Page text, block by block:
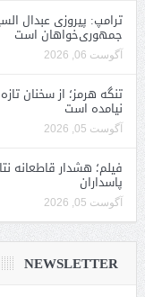
ترامپ: پیروزی عبدال
جمهوری‌خواهان است
آگوست 06, 2026
تنگه هرمز؛ از سخنان
نیامده است
آگوست 05, 2026
فیلم؛ هشدار قاطعانه
پاسداران
آگوست 05, 2026
NEWSLETTER